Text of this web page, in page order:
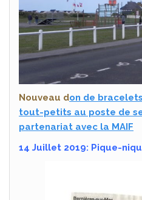
Nouveau don de
tout-petits au poste de
partenariat avec la MAIF
14 Juillet 2019: Pique-